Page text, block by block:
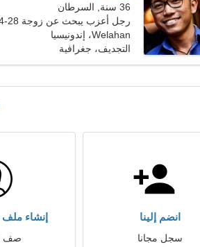
36 سنة, السرطان
رجل أعزب يبحث عن زوجة 28-34
Welahan، إندونيسيا
التجديف، جغرافية
انضم إلينا
سجل مجانا
إنشاء
صف